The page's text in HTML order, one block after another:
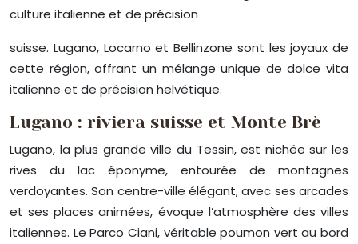
culture italienne et de précision
suisse. Lugano, Locarno et Bellinzone sont les joyaux de
cette région, offrant un mélange unique de dolce vita
italienne et de précision helvétique.
Lugano : riviera suisse et Monte Brè
Lugano, la plus grande ville du Tessin, est nichée sur les
rives du lac éponyme, entourée de montagnes
verdoyantes. Son centre-ville élégant, avec ses arcades
et ses places animées, évoque l’atmosphère des villes
italiennes. Le Parco Ciani, véritable poumon vert au bord